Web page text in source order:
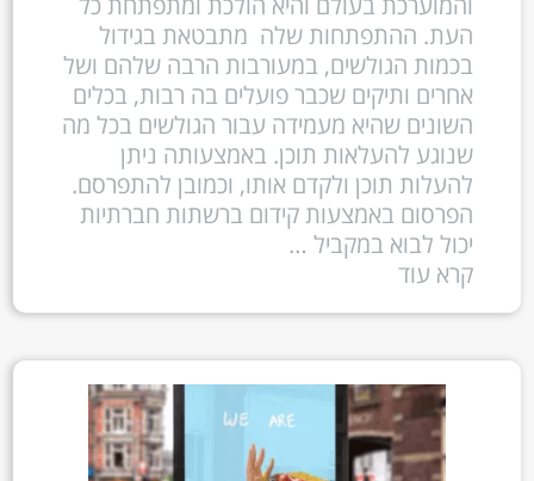
העת. ההתפתחות שלה מתבטאת בגידול
בכמות הגולשים, במעורבות הרבה שלהם ושל
אחרים ותיקים שכבר פועלים בה רבות, בכלים
השונים שהיא מעמידה עבור הגולשים בכל מה
שנוגע להעלאות תוכן. באמצעותה ניתן
להעלות תוכן ולקדם אותו, וכמובן להתפרסם.
הפרסום באמצעות קידום ברשתות חברתיות
יכול לבוא במקביל …
קרא עוד